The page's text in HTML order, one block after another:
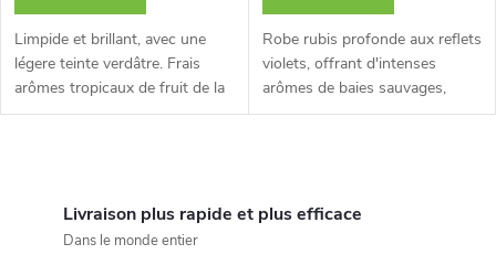
Limpide et brillant, avec une
légere teinte verdâtre. Frais
arômes tropicaux de fruit de la
passion et de melon.
Robe rubis profonde aux reflets
violets, offrant d'intenses
arômes de baies sauvages,
d'épices et de subtiles notes de
Livraison plus rapide et plus efficace
Dans le monde entier